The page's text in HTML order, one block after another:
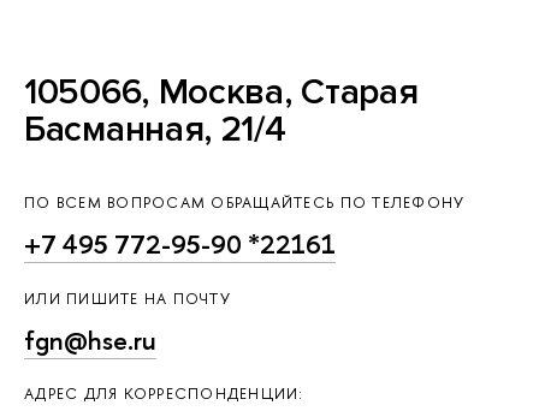
105066, Москва, Старая
Басманная, 21/4
ПО ВСЕМ ВОПРОСАМ ОБРАЩАЙТЕСЬ ПО ТЕЛЕФОНУ
+7 495 772-95-90 *22161
ИЛИ ПИШИТЕ НА ПОЧТУ
fgn@hse.ru
АДРЕС ДЛЯ КОРРЕСПОНДЕНЦИИ: